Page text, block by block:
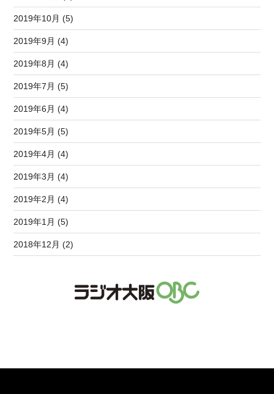
2019年10月 (5)
2019年9月 (4)
2019年8月 (4)
2019年7月 (5)
2019年6月 (4)
2019年5月 (5)
2019年4月 (4)
2019年3月 (4)
2019年2月 (4)
2019年1月 (5)
2018年12月 (2)